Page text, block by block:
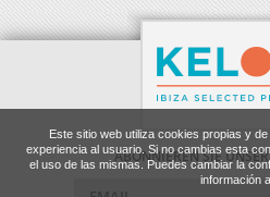
Este sitio web utiliza cookies propias y
experiencia al usuario. Si no cambias esta
el uso de las mismas. Puedes cambiar la
información
ABONNIEREN SIE